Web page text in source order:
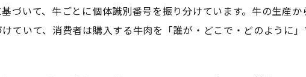
づいて、牛ごとに個体識別番号を振り分けています。牛の生産か
ていて、消費者は購入する牛肉を「誰が・どこで・どのように